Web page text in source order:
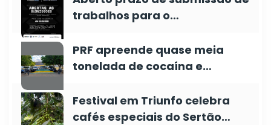
trabalhos para o…
PRF apreende quase meia
tonelada de cocaína e…
Festival em Triunfo celebra
cafés especiais do Sertão…